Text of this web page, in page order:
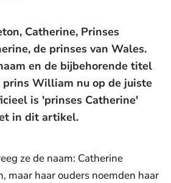
Catherine, Prinses
de prinses van Wales.
en de bijbehorende titel
prins William nu op de juiste
is 'prinses Catherine'
in dit artikel.
ze de naam: Catherine
maar haar ouders noemden haar